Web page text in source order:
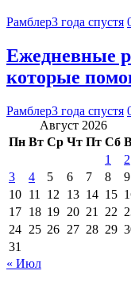
Рамблер3 года спустя
Ежедневные
которые
Рамблер3 года спустя
Август 2026
Пн Вт Ср Чт Пт Сб
1
2
3
4 5 6 7 8
9
10 11 12 13 14 15
17 18 19 20 21 22
24 25 26 27 28 29
31
« Июл